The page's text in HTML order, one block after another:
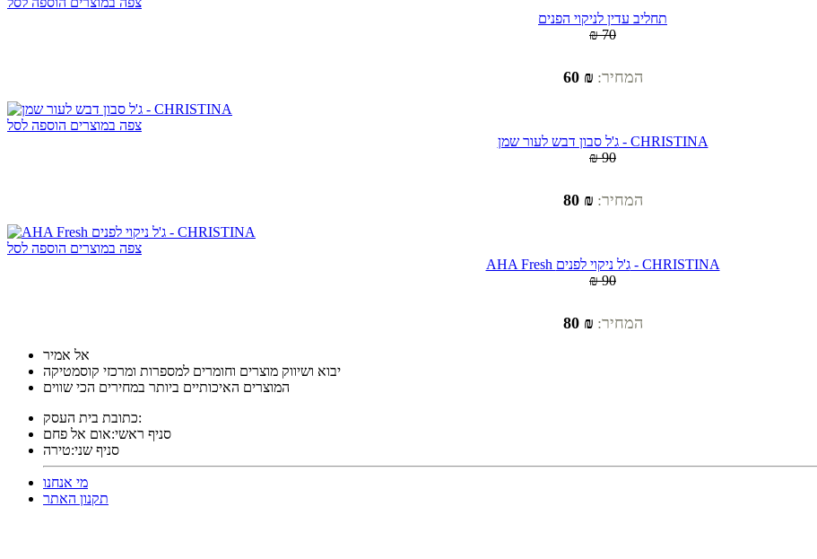
תחליב עדין לניקוי הפנים
₪ 70
המחיר: ₪ 60
צפה במוצרים הוספה לסל
ג'ל סבון דבש לעור שמן - CHRISTINA
₪ 90
המחיר: ₪ 80
צפה במוצרים הוספה לסל
AHA Fresh ג'ל ניקוי לפנים - CHRISTINA
₪ 90
המחיר: ₪ 80
אל אמיר
יבוא ושיווק מוצרים וחומרים למספרות ומרכזי קוסמטיקה
המוצרים האיכותיים ביותר במחירים הכי שווים
כתובת בית העסק:
סניף ראשי:אום אל פחם
סניף שני:טירה
מי אנחנו
תקנון האתר